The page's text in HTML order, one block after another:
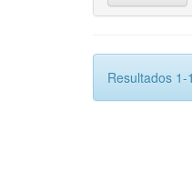
Resultados 1-